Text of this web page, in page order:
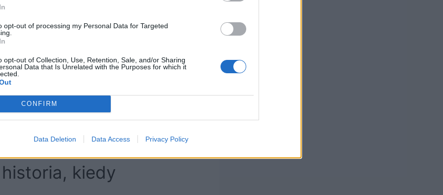
opt-out of processing my Personal Data for Targeted
opt-out of Collection, Use, Retention, Sale, and/or Sharing
Data that Is Unrelated with the Purposes for which it
CONFIRM
Data Deletion Data Access Privacy Policy
w grzechu?
rodzinnego. Jak każdy inny sakrament,
powinni w swoim życiu realizować
przez Ducha Świętego. W obecnych czasach
Jakie jest zdanie Kościoła na ten temat?
kiedy